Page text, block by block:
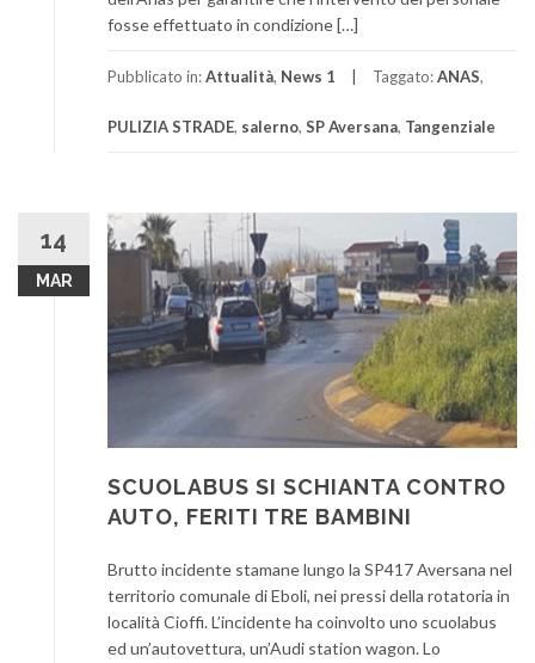
fosse effettuato in condizione […]
Pubblicato in:Attualità, News 1 Taggato:ANAS,
PULIZIA STRADE, salerno, SP Aversana, Tangenziale
14
MAR
SCUOLABUS SI SCHIANTA CONTRO
AUTO, FERITI TRE BAMBINI
Brutto incidente stamane lungo la SP417 Aversana nel
territorio comunale di Eboli, nei pressi della rotatoria in
località Cioffi. L’incidente ha coinvolto uno scuolabus
ed un’autovettura, un’Audi station wagon. Lo